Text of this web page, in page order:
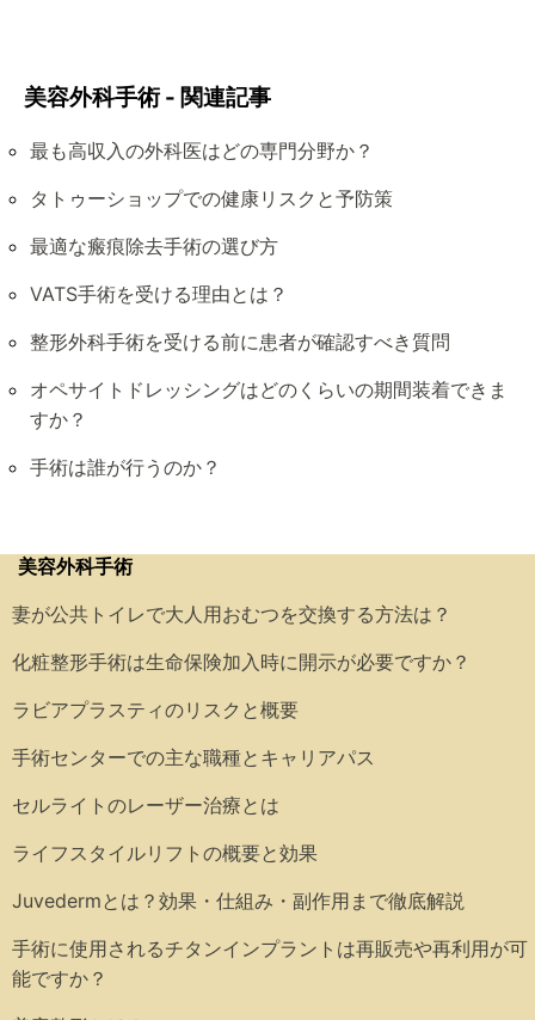
美容外科手術 - 関連記事
最も高収入の外科医はどの専門分野か？
タトゥーショップでの健康リスクと予防策
最適な瘢痕除去手術の選び方
VATS手術を受ける理由とは？
整形外科手術を受ける前に患者が確認すべき質問
オペサイトドレッシングはどのくらいの期間装着できま
すか？
手術は誰が行うのか？
美容外科手術
妻が公共トイレで大人用おむつを交換する方法は？
化粧整形手術は生命保険加入時に開示が必要ですか？
ラビアプラスティのリスクと概要
手術センターでの主な職種とキャリアパス
セルライトのレーザー治療とは
ライフスタイルリフトの概要と効果
Juvedermとは？効果・仕組み・副作用まで徹底解説
手術に使用されるチタンインプラントは再販売や再利用が可
能ですか？